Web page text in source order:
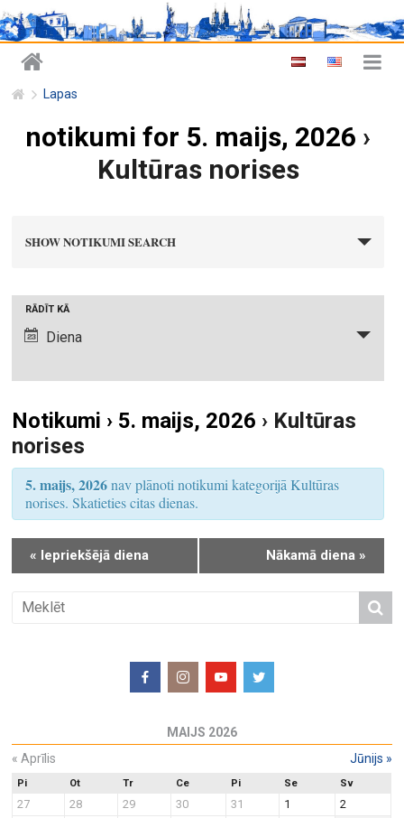
Lapas
notikumi for 5. maijs, 2026 ›
Kultūras norises
i
S
e
a
c
h
a
d
s
N
a
v
SHOW NOTIKUMI SEARCH
i
u
m
s
i
e
N
t
i
o
n
RĀDĪT KĀ
Diena
Notikumi › 5. maijs, 2026 › Kultūras
norises
5. maijs, 2026nav plānoti notikumi kategorijā Kultūras
norises. Skatieties citas dienas.
« Iepriekšējā diena Nākamā diena »
MAIJS 2026
« Aprīlis Jūnijs »
Pi Ot Tr Ce Pi Se Sv
27 28 29 30 31 1
2